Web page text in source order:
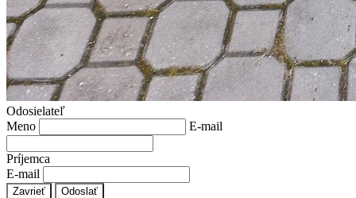
Odosielateľ
Meno
E-mail
Príjemca
E-mail
Zavrieť Odoslať